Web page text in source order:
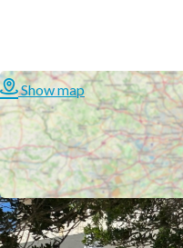
Show map
JARDINS D'AGAVE